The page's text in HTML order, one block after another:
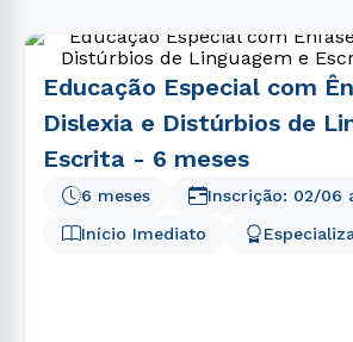
Educação Especial com
Dislexia e Distúrbios de
Escrita - 6 meses
Início Imediato
6 meses
Inscrição: 02/06